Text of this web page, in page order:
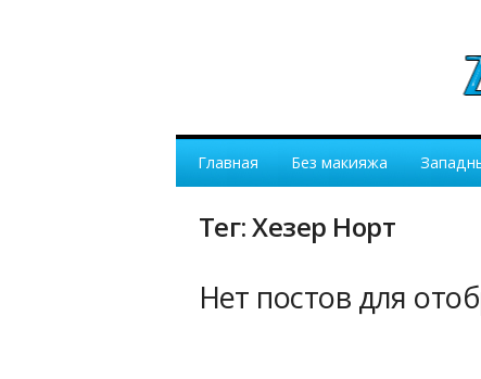
Главная Без макияжа
Тег: Хезер Норт
Нет постов для